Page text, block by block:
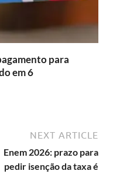
para
em 6
NEXT ARTICLE
Enem 2026: prazo para
pedir isenção da taxa é